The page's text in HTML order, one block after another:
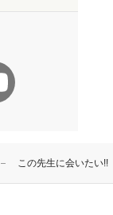
この先生に会いたい!!